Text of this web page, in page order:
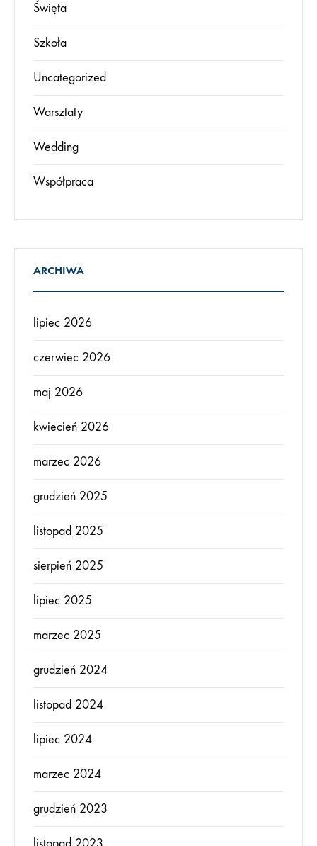
Święta
Szkoła
Uncategorized
Warsztaty
Wedding
Współpraca
ARCHIWA
lipiec 2026
czerwiec 2026
maj 2026
kwiecień 2026
marzec 2026
grudzień 2025
listopad 2025
sierpień 2025
lipiec 2025
marzec 2025
grudzień 2024
listopad 2024
lipiec 2024
marzec 2024
grudzień 2023